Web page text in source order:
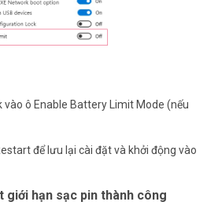
vào ô Enable Battery Limit Mode (nếu
để lưu lại cài đặt và khởi động vào
giới hạn sạc pin thành công